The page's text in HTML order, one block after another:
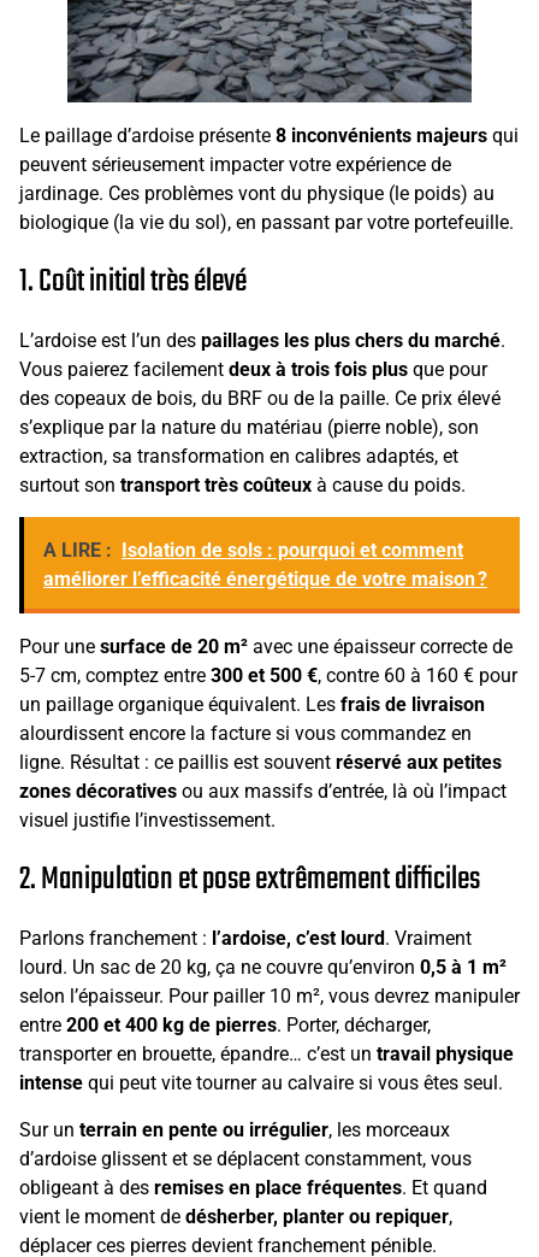
Le paillage d’ardoise présente 8 inconvénients majeurs qui
peuvent sérieusement impacter votre expérience de
jardinage. Ces problèmes vont du physique (le poids) au
biologique (la vie du sol), en passant par votre portefeuille.
1. Coût initial très élevé
L’ardoise est l’un des paillages les plus chers du marché.
Vous paierez facilement deux à trois fois plus que pour
des copeaux de bois, du BRF ou de la paille. Ce prix élevé
s’explique par la nature du matériau (pierre noble), son
extraction, sa transformation en calibres adaptés, et
surtout son transport très coûteux à cause du poids.
A LIRE :
Isolation de sols : pourquoi et comment
améliorer l’efficacité énergétique de votre maison ?
Pour une surface de 20 m² avec une épaisseur correcte de
5-7 cm, comptez entre 300 et 500 €, contre 60 à 160 € pour
un paillage organique équivalent. Les frais de livraison
alourdissent encore la facture si vous commandez en
ligne. Résultat : ce paillis est souvent réservé aux petites
zones décoratives ou aux massifs d’entrée, là où l’impact
visuel justifie l’investissement.
2. Manipulation et pose extrêmement difficiles
Parlons franchement : l’ardoise, c’est lourd . Vraiment
lourd. Un sac de 20 kg, ça ne couvre qu’environ 0,5 à 1 m²
selon l’épaisseur. Pour pailler 10 m², vous devrez manipuler
entre 200 et 400 kg de pierres. Porter, décharger,
transporter en brouette, épandre… c’est un travail physique
intense qui peut vite tourner au calvaire si vous êtes seul.
Sur un terrain en pente ou irrégulier, les morceaux
d’ardoise glissent et se déplacent constamment, vous
obligeant à des remises en place fréquentes. Et quand
vient le moment de désherber, planter ou repiquer,
déplacer ces pierres devient franchement pénible.